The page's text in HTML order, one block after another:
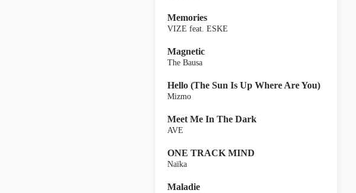
Memories
VIZE feat. ESKE
Magnetic
The Bausa
Hello (The Sun Is Up Where Are You)
Mizmo
Meet Me In The Dark
AVE
ONE TRACK MIND
Naïka
Maladie